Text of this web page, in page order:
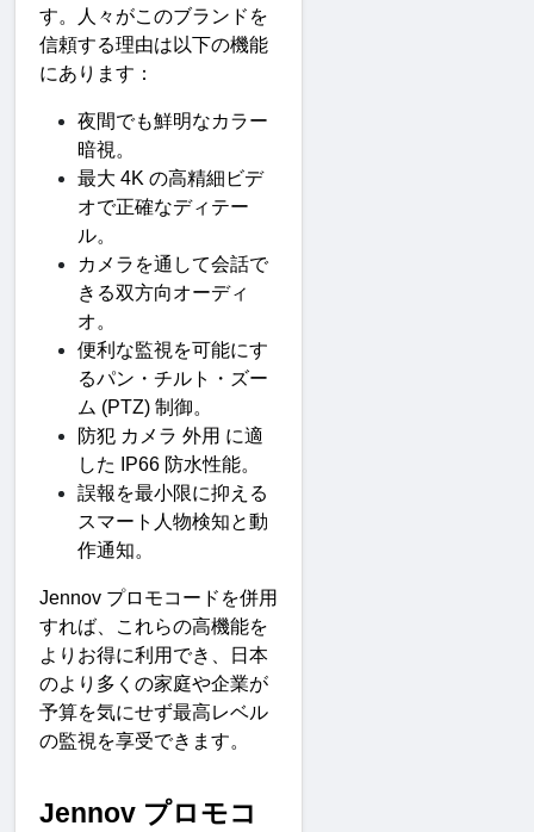
す。人々がこのブランドを
信頼する理由は以下の機能
にあります ：
夜間でも鮮明なカラー
暗視 。
最大 4K の高精細ビデ
オで正確なディテー
ル。
カメラを通して会話で
きる双方向オーディ
オ。
便利な監視を可能にす
るパン・チルト・ズー
ム (PTZ) 制御。
防犯 カメラ 外用 に適
した
IP66 防水性能。
誤報を最小限に抑える
スマート人物検知と動
作通知。
Jennov プロモコードを併用
すれば、これらの高機能を
よりお得に利用でき、日本
のより多くの家庭や企業が
予算を気にせず最高レベル
の監視を享受できます。
Jennov プロモコ